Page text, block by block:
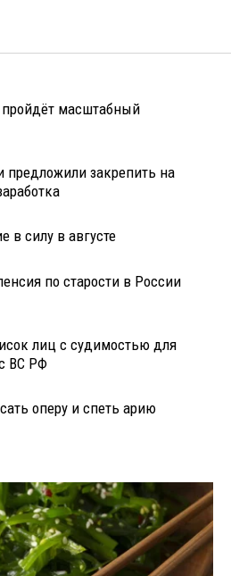
масштабный
предложили закрепить на
в силу в августе
по старости в России
лиц с судимостью для
ВС РФ
оперу и спеть арию